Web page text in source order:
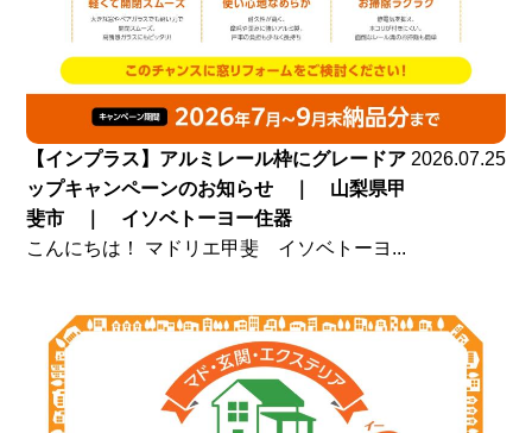
【インプラス】アルミレール枠にグレードア
ップキャンペーンのお知らせ ｜ 山梨県甲
斐市 ｜ イソベトーヨー住器
2026.07.25
こんにちは！ マドリエ甲斐 イソベトーヨ...